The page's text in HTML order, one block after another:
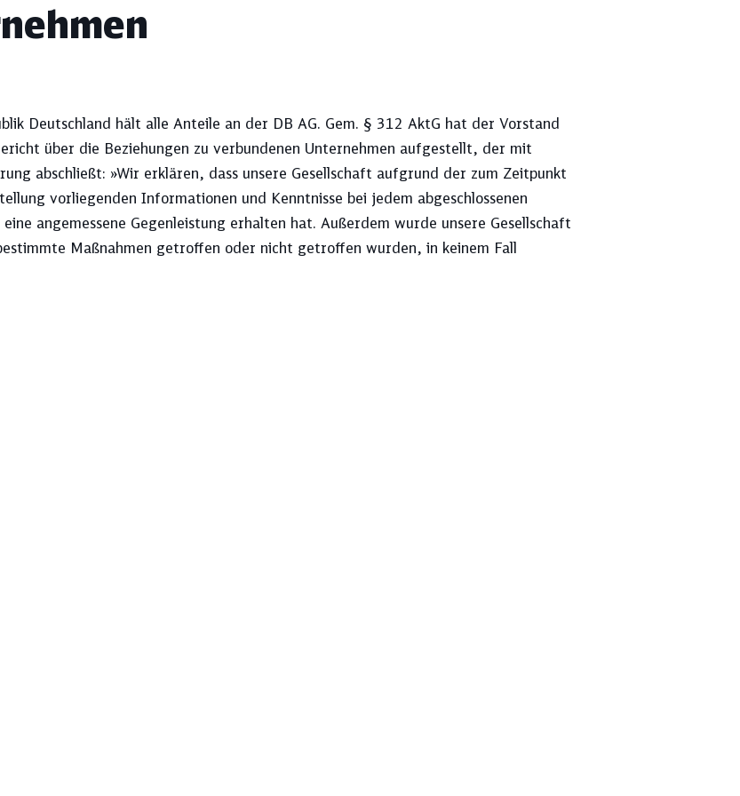
Deutschland hält alle Anteile an der DB AG. Gem. § 312 AktG hat der Vorstand
über die Beziehungen zu verbundenen Unter­neh­men aufgestellt, der mit
abschließt: »Wir erklären, dass unsere Gesellschaft aufgrund der zum Zeitpunkt
vorliegenden Informationen und Kenntnisse bei jedem abgeschlossenen
angemessene Gegenleistung erhalten hat. Außerdem wurde unsere Gesellschaft
Maßnahmen getroffen oder nicht getroffen wurden, in keinem Fall
aus, und sehen Sie sich unten Ihre Ergebnisse an
DB-Konzern ESG-Ratings